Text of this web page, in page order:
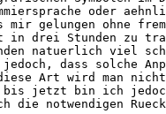
oder
gelungen ohne
in drei Stunden zu
natuerlich viel
dass solche
Art wird man
bis jetzt bin ich
die notwendigen